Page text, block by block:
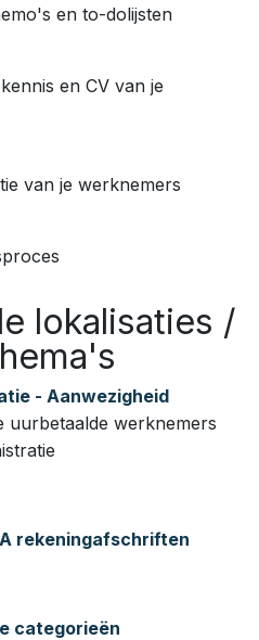
en to-dolijsten
en CV van je
van je werknemers
lokalisaties /
- Aanwezigheid
uurbetaalde werknemers
rekeningafschriften
categorieën